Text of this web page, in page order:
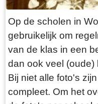
Op de scholen in
gebruikelijk om
van de klas in een
dan ook veel (oude)
Bij niet alle foto's
compleet. Om het